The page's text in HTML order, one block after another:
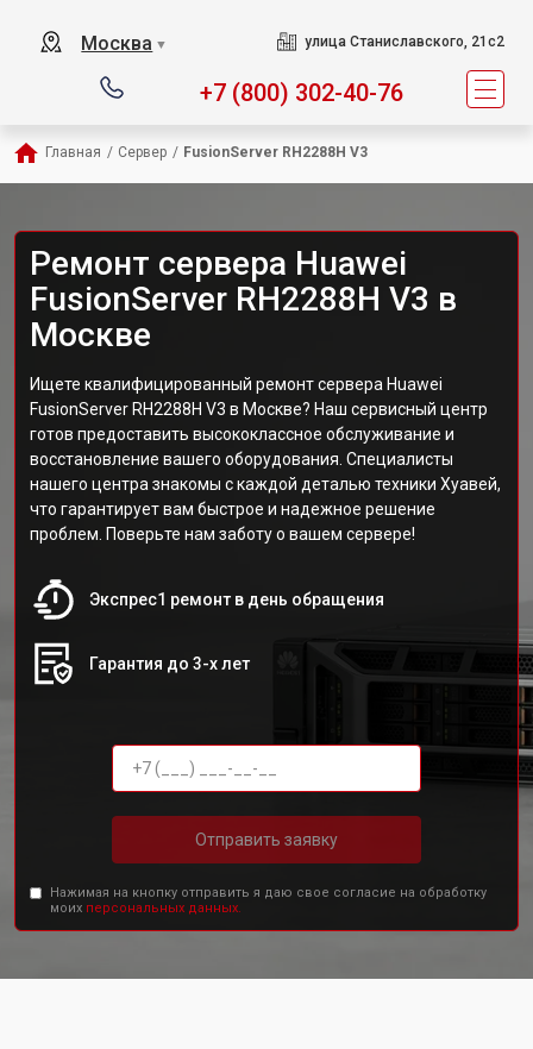
Москва ▼ улица Станиславского, 21с2
+7 (800) 302-40-76
Главная / Сервер / FusionServer RH2288H V3
Ремонт сервера Huawei
FusionServer RH2288H V3 в
Москве
Ищете квалифицированный ремонт сервера Huawei
FusionServer RH2288H V3 в Москве? Наш сервисный центр
готов предоставить высококлассное обслуживание и
восстановление вашего оборудования. Специалисты
нашего центра знакомы с каждой деталью техники Хуавей,
что гарантирует вам быстрое и надежное решение
проблем. Поверьте нам заботу о вашем сервере!
Экспрес1 ремонт в день обращения
Гарантия до 3-х лет
Отправить заявку
Нажимая на кнопку отправить я даю свое согласие на обработку
моих персональных данных.